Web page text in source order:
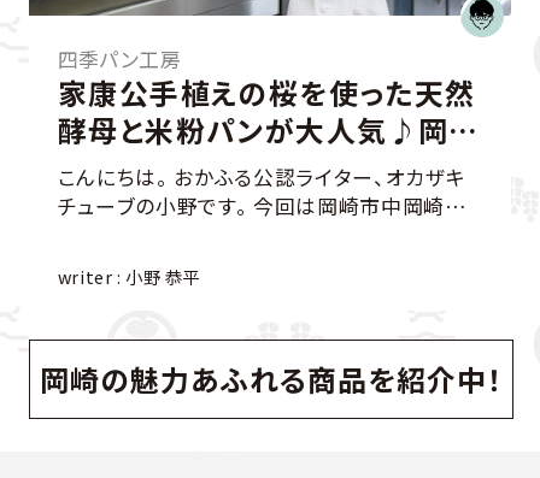
薪で焚いた
くりにこだ
野玉川堂」
こんにちは。 おかふる公認ライター、オカザキ
チューブの小野です。 岡崎市伝馬通
愛され続けています。 今回は四代目
る小野悟さんに、
植えの桜を使った天然
粉パンが大人気♪岡崎
四季パン工房」のパン
は岡崎市中岡崎町
は、“健康”をテーマに掲げ、原材
・手作りに徹底的にこだわった
さんに、パン作りへのこだわり
工房のオススメ商品についてな
岡崎の魅力あふれる商品を紹介中！